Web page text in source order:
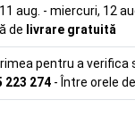
aug. - miercuri, 12
de livrare gratuită
pentru a verifica
223 274 - Între orele